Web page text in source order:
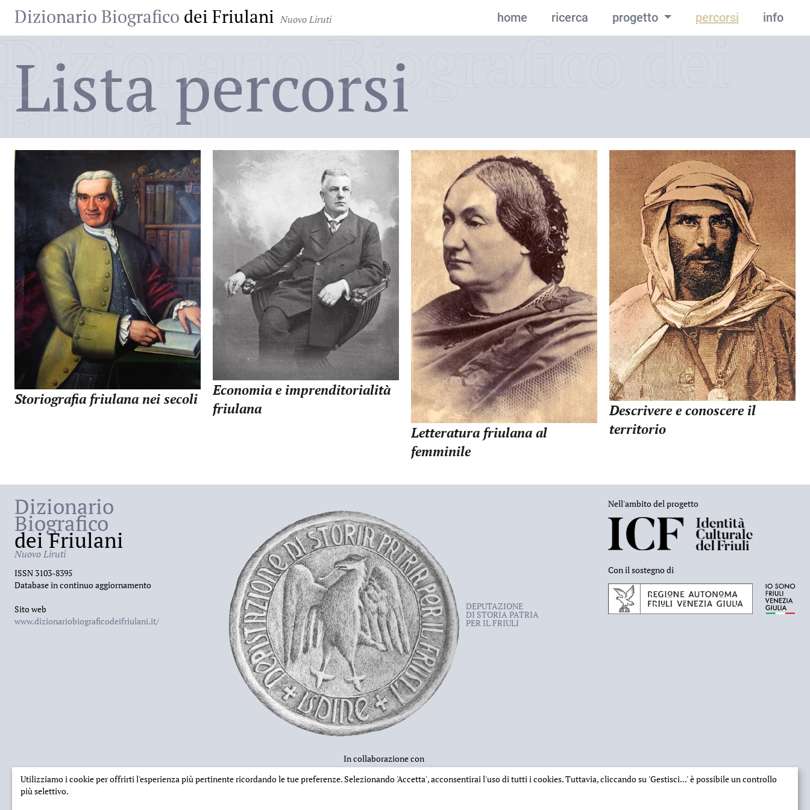
Dizionario Biografico dei Friulani Nuovo Liruti home ricerca progetto percorsi info
Dizionario Biografico dei
Friulani
Lista percorsi
Storiografia friulana nei secoli
Economia e imprenditorialità
friulana
Letteratura friulana al
femminile
Descrivere e conoscere il
territorio
Dizionario
Biografico
dei Friulani
Nuovo Liruti
ISSN 3103-8395
Database in continuo aggiornamento
Sito web
www.dizionariobiograficodeifriulani.it/
DEPUTAZIONE
DI STORIA PATRIA
PER IL FRIULI
In collaborazione con
Nell'ambito del progetto
Con il sostegno di
Utilizziamo i cookie per offrirti l'esperienza più pertinente ricordando le tue preferenze. Selezionando 'Accetta', acconsentirai l'uso di tutti i cookies. Tuttavia, cliccando su 'Gestisci...'è possibile un controllo
più selettivo.